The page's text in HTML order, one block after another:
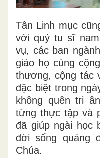
Tân Linh mục
với quý tu sĩ
vụ, các ban
giáo họ cùng
thương, cộng tác
đặc biệt trong
không quên tri
từng thực tập và
đã giúp ngài học
đời sống quảng
Chúa.